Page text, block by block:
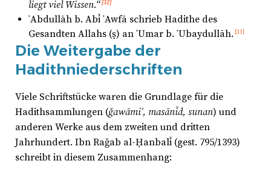
liegt viel Wissen.“[32]
ʿAbdullāh b. Abī ʾAwfā schrieb Hadithe des
Gesandten Allahs (ṣ) an ʿUmar b. ʿUbaydullāh. [33]
Die Weitergabe der
Hadithniederschriften
Viele Schriftstücke waren die Grundlage für die
Hadithsammlungen (ǧawāmiʿ, masānīd, sunan) und
anderen Werke aus dem zweiten und dritten
Jahrhundert. Ibn Raǧab al-Ḥanbalī (gest. 795/1393)
schreibt in diesem Zusammenhang: